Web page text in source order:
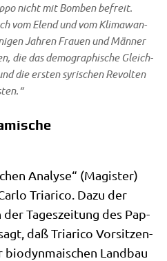
nicht mit Bom­ben befreit.
vom Elend und vom Kli­ma­wan­
Jah­ren Frau­en und Män­ner
die das demo­gra­phi­sche Gleich­
die ersten syri­schen Revol­ten
Ana­ly­se“ (Magi­ster)
Tria­ri­co. Dazu der
der Tages­zei­tung des Pap­
daß Tria­ri­co Vor­sit­zen­
Land­bau